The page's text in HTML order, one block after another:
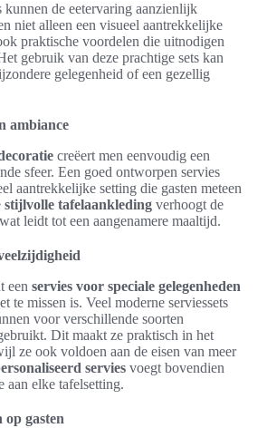
kunnen de eetervaring aanzienlijk
niet alleen een visueel aantrekkelijke
praktische voordelen die uitnodigen
gebruik van deze prachtige sets kan
gelegenheid of een gezellig
ambiance
creëert men eenvoudig een
sfeer. Een goed ontworpen servies
aantrekkelijke setting die gasten meteen
stijlvolle tafelaankleding verhoogt de
leidt tot een aangenamere maaltijd.
een servies voor speciale gelegenheden
te missen is. Veel moderne serviessets
voor verschillende soorten
Dit maakt ze praktisch in het
ze ook voldoen aan de eisen van meer
servies voegt bovendien
aan elke tafelsetting.
gasten